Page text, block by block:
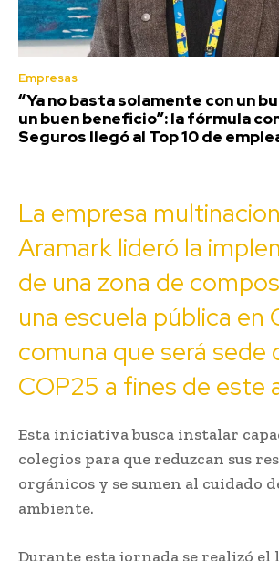
Empresas
“Ya no basta solamente con un
un buen beneficio”: la fórmula
Seguros llegó al Top 10 de
La empresa
Aramark lideró la
de una zona de
una escuela pública en
comuna que será sede
COP25 a fines de este
Esta iniciativa busca instalar
colegios para que reduzcan sus
orgánicos y se sumen al cuidado
ambiente.
Durante esta jornada se realizó el